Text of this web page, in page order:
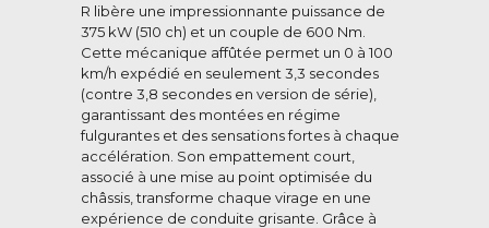
R libère une impressionnante puissance de
375 kW (510 ch) et un couple de 600 Nm.
Cette mécanique affûtée permet un 0 à 100
km/h expédié en seulement 3,3 secondes
(contre 3,8 secondes en version de série),
garantissant des montées en régime
fulgurantes et des sensations fortes à chaque
accélération. Son empattement court,
associé à une mise au point optimisée du
châssis, transforme chaque virage en une
expérience de conduite grisante. Grâce à